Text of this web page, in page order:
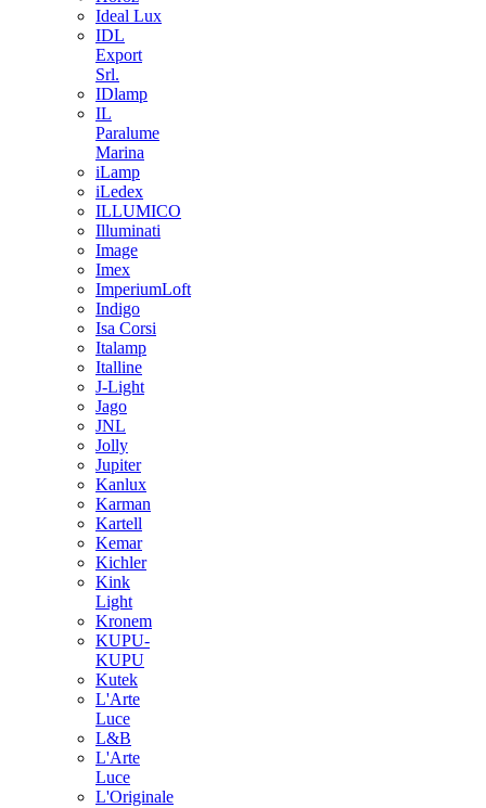
Ideal Lux
IDL
Export
Srl.
IDlamp
IL
Paralume
Marina
iLamp
iLedex
ILLUMICO
Illuminati
Image
Imex
ImperiumLoft
Indigo
Isa Corsi
Italamp
Italline
J-Light
Jago
JNL
Jolly
Jupiter
Kanlux
Karman
Kartell
Kemar
Kichler
Kink
Light
Kronem
KUPU-
KUPU
Kutek
L'Arte
Luce
L&B
L'Arte
Luce
L'Originale